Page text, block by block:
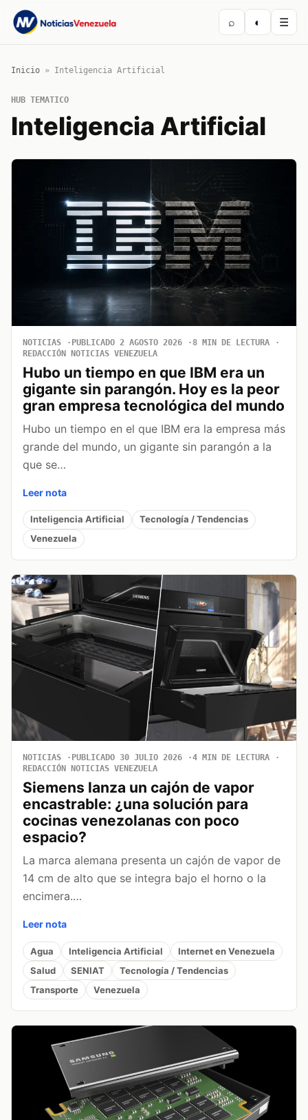
⌕ ◐ ☰
Inicio » Inteligencia Artificial
HUB TEMATICO
Inteligencia Artificial
NOTICIAS PUBLICADO 2 AGOSTO 2026
8 MIN DE LECTURA
REDACCIÓN NOTICIAS VENEZUELA
Hubo un tiempo en que IBM era un
gigante sin parangón. Hoy es la peor
gran empresa tecnológica del mundo
Hubo un tiempo en el que IBM era la empresa más
grande del mundo, un gigante sin parangón a la
que se…
Leer nota
Inteligencia Artificial
Tecnología / Tendencias
Venezuela
NOTICIAS PUBLICADO 30 JULIO 2026
4 MIN DE LECTURA
REDACCIÓN NOTICIAS VENEZUELA
Siemens lanza un cajón de vapor
encastrable: ¿una solución para
cocinas venezolanas con poco
espacio?
La marca alemana presenta un cajón de vapor de
14 cm de alto que se integra bajo el horno o la
encimera.…
Leer nota
Agua Inteligencia Artificial
Internet en Venezuela
Salud
SENIAT
Tecnología / Tendencias
Transporte
Venezuela